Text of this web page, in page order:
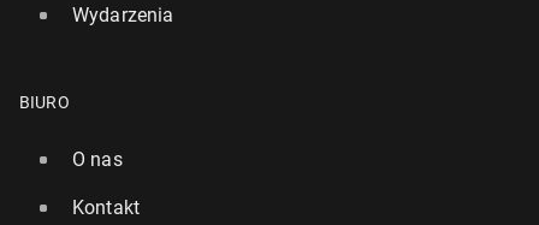
Wydarzenia
BIURO
O nas
Kontakt